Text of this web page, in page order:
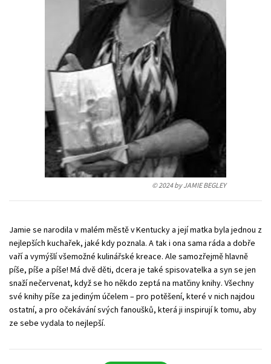
Zahraniční literatura Zdraví a životní styl
Všechny tituly
© 2024 by JAMIE BEGLEY
Jamie se narodila v malém městě v Kentucky a její matka byla jednou z
nejlepších kuchařek, jaké kdy poznala. A tak i ona sama ráda a dobře
vaří a vymýšlí všemožné kulinářské kreace. Ale samozřejmě hlavně
píše, píše a píše! Má dvě děti, dcera je také spisovatelka a syn se jen
snaží nečervenat, když se ho někdo zeptá na matčiny knihy. Všechny
své knihy píše za jediným účelem – pro potěšení, které v nich najdou
ostatní, a pro očekávání svých fanoušků, která ji inspirují k tomu, aby
ze sebe vydala to nejlepší.